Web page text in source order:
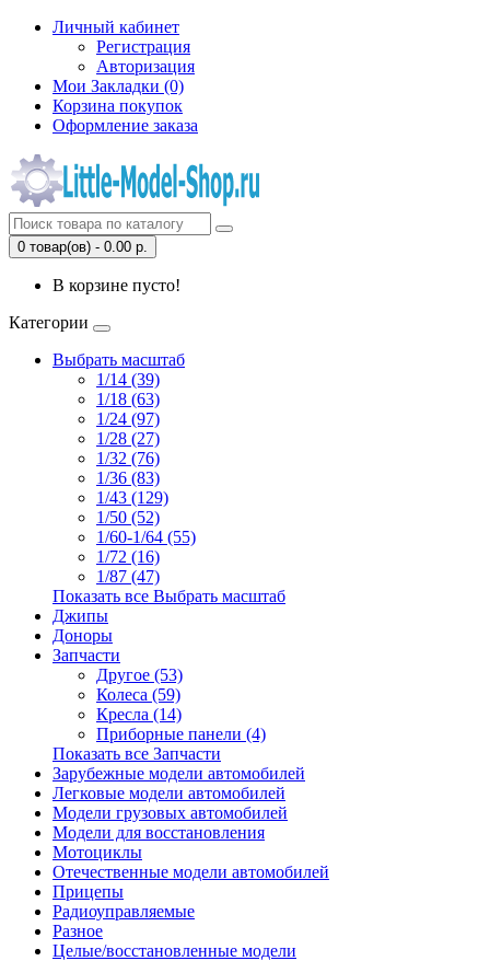
Личный кабинет
Регистрация
Авторизация
Мои Закладки (0)
Корзина покупок
Оформление заказа
0 товар(ов) - 0.00 р.
В корзине пусто!
Категории
Выбрать масштаб
1/14 (39)
1/18 (63)
1/24 (97)
1/28 (27)
1/32 (76)
1/36 (83)
1/43 (129)
1/50 (52)
1/60-1/64 (55)
1/72 (16)
1/87 (47)
Показать все Выбрать масштаб
Джипы
Доноры
Запчасти
Другое (53)
Колеса (59)
Кресла (14)
Приборные панели (4)
Показать все Запчасти
Зарубежные модели автомобилей
Легковые модели автомобилей
Модели грузовых автомобилей
Модели для восстановления
Мотоциклы
Отечественные модели автомобилей
Прицепы
Радиоуправляемые
Разное
Целые/восстановленные модели